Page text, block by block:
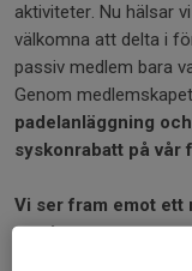
aktiviteter. Nu hälsar
välkomna att delta i
passiv medlem bara
Genom
padelanläggning
syskonrabatt på vår
Vi ser fram emot ett
gamla.